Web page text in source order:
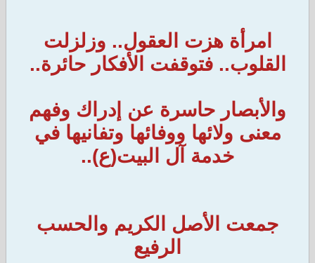
امرأة هزت العقول.. وزلزلت
القلوب.. فتوقفت الأفكار حائرة..
والأبصار حاسرة عن إدراك وفهم
معنى ولائها ووفائها وتفانيها في
خدمة آل البيت(ع)..
جمعت الأصل الكريم والحسب
الرفيع